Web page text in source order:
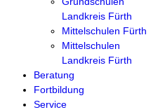
Landkreis Fürth
Mittelschulen Fürth
Mittelschulen
Landkreis Fürth
Beratung
Fortbildung
Service